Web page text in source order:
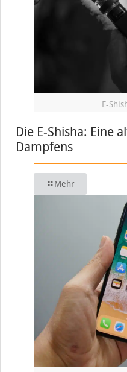
E-
Die E-Shisha: Eine
Dampfens
Mehr